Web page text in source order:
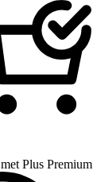
met Plus Premium